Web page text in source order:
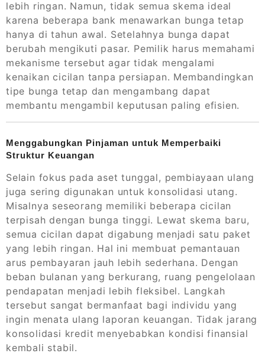
lebih ringan. Namun, tidak semua skema ideal
karena beberapa bank menawarkan bunga tetap
hanya di tahun awal. Setelahnya bunga dapat
berubah mengikuti pasar. Pemilik harus memahami
mekanisme tersebut agar tidak mengalami
kenaikan cicilan tanpa persiapan. Membandingkan
tipe bunga tetap dan mengambang dapat
membantu mengambil keputusan paling efisien.
Menggabungkan Pinjaman untuk Memperbaiki
Struktur Keuangan
Selain fokus pada aset tunggal, pembiayaan ulang
juga sering digunakan untuk konsolidasi utang.
Misalnya seseorang memiliki beberapa cicilan
terpisah dengan bunga tinggi. Lewat skema baru,
semua cicilan dapat digabung menjadi satu paket
yang lebih ringan. Hal ini membuat pemantauan
arus pembayaran jauh lebih sederhana. Dengan
beban bulanan yang berkurang, ruang pengelolaan
pendapatan menjadi lebih fleksibel. Langkah
tersebut sangat bermanfaat bagi individu yang
ingin menata ulang laporan keuangan. Tidak jarang
konsolidasi kredit menyebabkan kondisi finansial
kembali stabil.